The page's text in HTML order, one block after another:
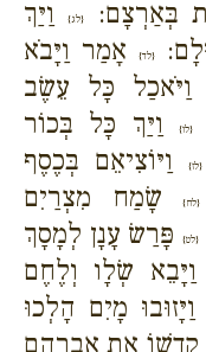
בְּאַרְצָם: {לג}וַיַּךְ
{לד}
אָמַר וַיָּבֹא
וַיֹּאכַל כָּל עֵשֶׂב
{לו}
וַיַּךְ כָּל בְּכוֹר
{לז}
וַיּוֹצִיאֵם בְּכֶסֶף
{לח}
שָׂמַח מִצְרַיִם
{לט}
פָּרַשׂ עָנָן לְמָסָךְ
שְׂלָו וְלֶחֶם
מָיִם הָלְכוּ
קָדְשׁוֹ אֶת אַבְרָהָם